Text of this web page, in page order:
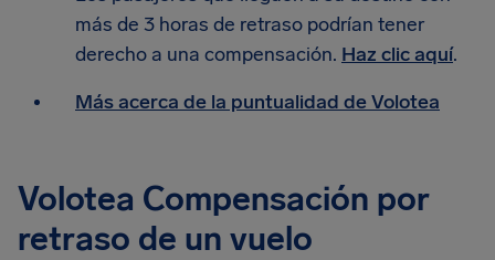
más de 3 horas de retraso podrían tener
derecho a una compensación. Haz clic aquí.
Más acerca de la puntualidad de Volotea
Volotea Compensación por
retraso de un vuelo